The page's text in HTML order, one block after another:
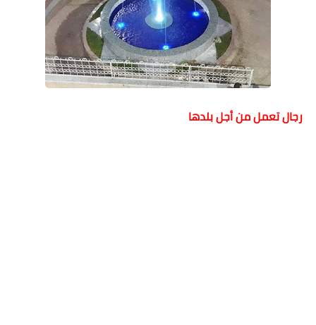
رجال تعمل من أجل بلدها